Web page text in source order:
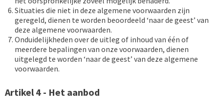
Situaties die niet in deze algemene voorwaarden zijn
geregeld, dienen te worden beoordeeld ‘naar de geest’ van
deze algemene voorwaarden.
Onduidelijkheden over de uitleg of inhoud van één of
meerdere bepalingen van onze voorwaarden, dienen
uitgelegd te worden ‘naar de geest’ van deze algemene
voorwaarden.
Artikel 4 - Het aanbod